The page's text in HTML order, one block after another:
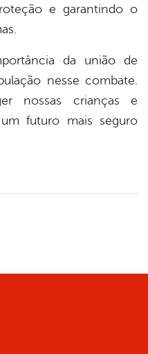
e garantindo o
da união de
nesse combate.
nossas crianças e
futuro mais seguro